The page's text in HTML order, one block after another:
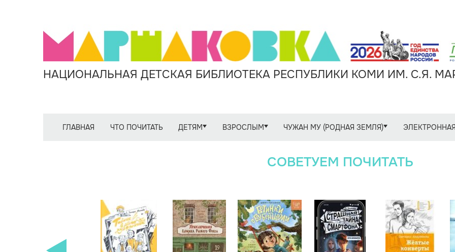
НАЦИОНАЛЬНАЯ ДЕТСКАЯ БИБЛИОТЕКА РЕСПУБЛИКИ КОМИ ИМ. С.Я.
ГЛАВНАЯ ЧТО ПОЧИТАТЬ ДЕТЯМ ВЗРОСЛЫМ ЧУЖАН МУ (РОДНАЯ ЗЕМЛЯ)
СОВЕТУЕМ ПОЧИТАТЬ